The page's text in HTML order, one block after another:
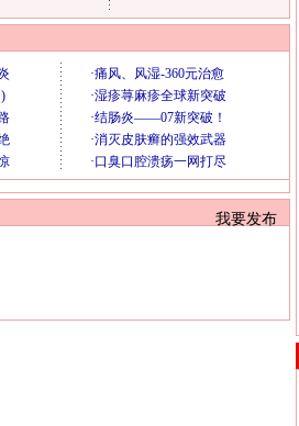
我要发布